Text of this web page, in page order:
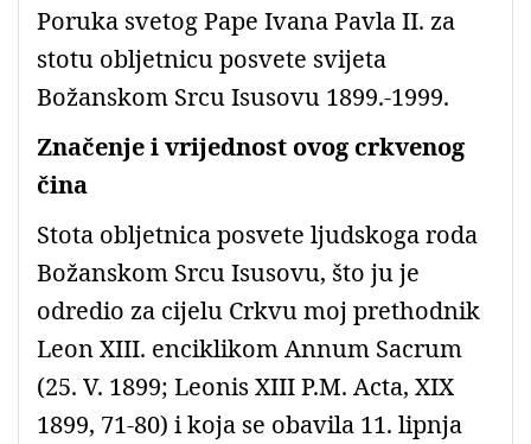
Poruka svetog Pape Ivana Pavla II. za
stotu obljetnicu posvete svijeta
Božanskom Srcu Isusovu 1899.-1999.
Značenje i vrijednost ovog crkvenog
čina
Stota obljetnica posvete ljudskoga roda
Božanskom Srcu Isusovu, što ju je
odredio za cijelu Crkvu moj prethodnik
Leon XIII. enciklikom Annum Sacrum
(25. V. 1899; Leonis XIII P.M. Acta, XIX
1899, 71-80) i koja se obavila 11. lipnja